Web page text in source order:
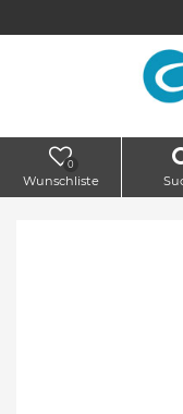
0
Wunschliste